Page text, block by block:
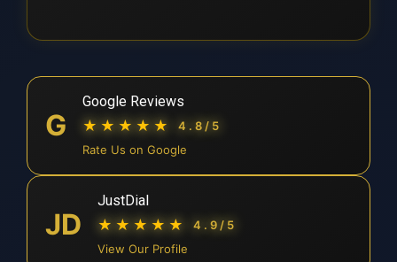
G
Google Reviews
★★★★★
4.8/5
Rate Us on Google
JD
JustDial
★★★★★
4.9/5
View Our Profile